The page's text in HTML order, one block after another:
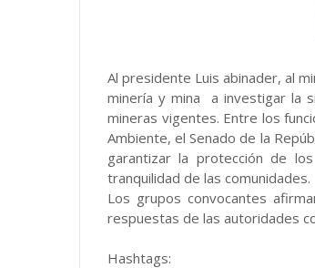
Al presidente Luis abinader, al
minería y mina a investigar la
mineras vigentes. Entre los
Ambiente, el Senado de la
garantizar la protección de
tranquilidad de las comunidades.
Los grupos convocantes
respuestas de las autoridades
Hashtags: